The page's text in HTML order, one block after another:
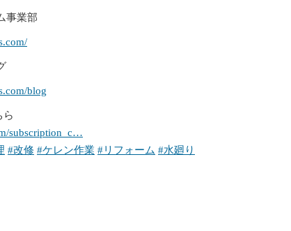
事業部
blog
ら
subscription_c…
#改修 #ケレン作業 #リフォーム #水廻り